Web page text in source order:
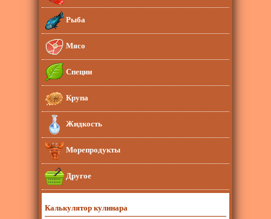
Рыба
Мясо
Специи
Крупа
Жидкость
Морепродукты
Другое
Калькулятор кулинара